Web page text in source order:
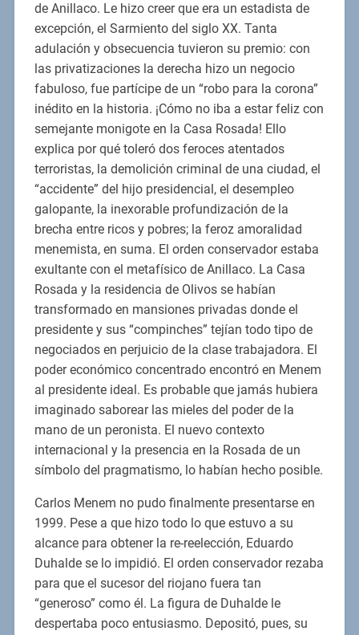
de Anillaco. Le hizo creer que era un estadista de
excepción, el Sarmiento del siglo XX. Tanta
adulación y obsecuencia tuvieron su premio: con
las privatizaciones la derecha hizo un negocio
fabuloso, fue partícipe de un “robo para la corona”
inédito en la historia. ¡Cómo no iba a estar feliz con
semejante monigote en la Casa Rosada! Ello
explica por qué toleró dos feroces atentados
terroristas, la demolición criminal de una ciudad, el
“accidente” del hijo presidencial, el desempleo
galopante, la inexorable profundización de la
brecha entre ricos y pobres; la feroz amoralidad
menemista, en suma. El orden conservador estaba
exultante con el metafísico de Anillaco. La Casa
Rosada y la residencia de Olivos se habían
transformado en mansiones privadas donde el
presidente y sus “compinches” tejían todo tipo de
negociados en perjuicio de la clase trabajadora. El
poder económico concentrado encontró en Menem
al presidente ideal. Es probable que jamás hubiera
imaginado saborear las mieles del poder de la
mano de un peronista. El nuevo contexto
internacional y la presencia en la Rosada de un
símbolo del pragmatismo, lo habían hecho posible.
Carlos Menem no pudo finalmente presentarse en
1999. Pese a que hizo todo lo que estuvo a su
alcance para obtener la re-reelección, Eduardo
Duhalde se lo impidió. El orden conservador rezaba
para que el sucesor del riojano fuera tan
“generoso” como él. La figura de Duhalde le
despertaba poco entusiasmo. Depositó, pues, su